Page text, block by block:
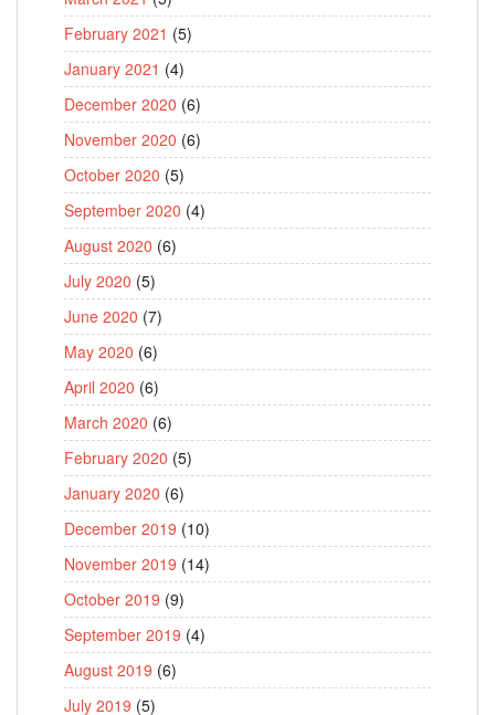
February 2021 (5)
January 2021 (4)
December 2020 (6)
November 2020 (6)
October 2020 (5)
September 2020 (4)
August 2020 (6)
July 2020 (5)
June 2020 (7)
May 2020 (6)
April 2020 (6)
March 2020 (6)
February 2020 (5)
January 2020 (6)
December 2019 (10)
November 2019 (14)
October 2019 (9)
September 2019 (4)
August 2019 (6)
July 2019 (5)